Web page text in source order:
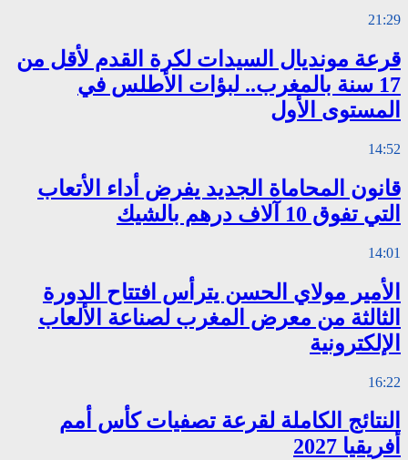
21:29
قرعة مونديال السيدات لكرة القدم لأقل من
17 سنة بالمغرب.. لبؤات الأطلس في
المستوى الأول
14:52
قانون المحاماة الجديد يفرض أداء الأتعاب
التي تفوق 10 آلاف درهم بالشيك
14:01
الأمير مولاي الحسن يترأس افتتاح الدورة
الثالثة من معرض المغرب لصناعة الألعاب
الإلكترونية
16:22
النتائج الكاملة لقرعة تصفيات كأس أمم
أفريقيا 2027